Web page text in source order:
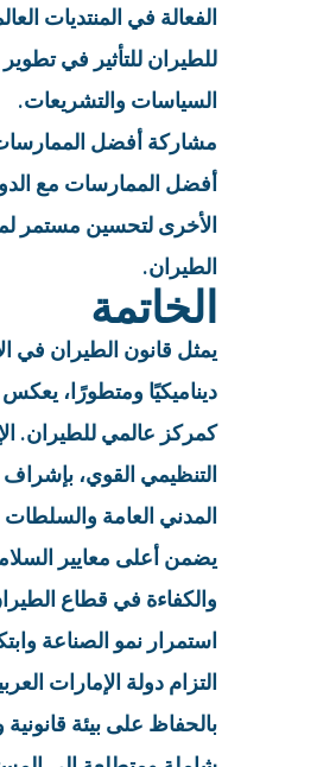
الفعالة في المنتديات
للطيران للتأثير في تطوير
السياسات والتشريعات.
مشاركة أفضل
أفضل الممارسات مع
الأخرى لتحسين مستمر
الطيران.
الخاتمة
يمثل قانون الطيران في
ديناميكيًا ومتطورًا، يعكس
كمركز عالمي للطيران.
التنظيمي القوي، بإشراف
المدني العامة والسلطات
يضمن أعلى معايير
والكفاءة في قطاع
استمرار نمو الصناعة
التزام دولة الإمارات
بالحفاظ على بيئة قانونية